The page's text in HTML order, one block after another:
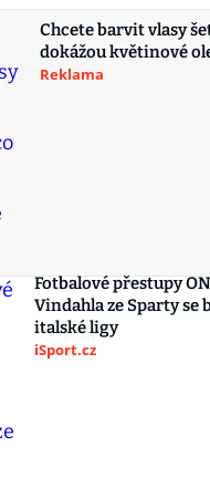
Chcete barvit vlasy
dokážou květinové
Reklama
Fotbalové přestupy
Vindahla ze Sparty
italské ligy
iSport.cz